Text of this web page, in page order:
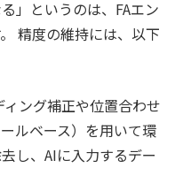
」というのは、FAエン
精度の維持には、以下
ィング補正や位置合わせ
ルベース）を用いて環
し、AIに入力するデー